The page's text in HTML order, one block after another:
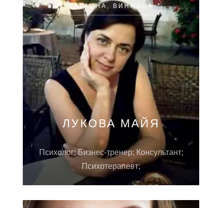
УКРАИНА, ВИННИЦА
ЛУКОВА МАЙЯ
Психолог; Бизнес-тренер; Консультант;
Психотерапевт;